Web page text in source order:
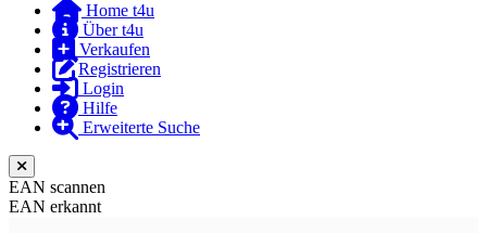
Home t4u
Über t4u
Verkaufen
Registrieren
Login
Hilfe
Erweiterte Suche
EAN scannen
EAN erkannt